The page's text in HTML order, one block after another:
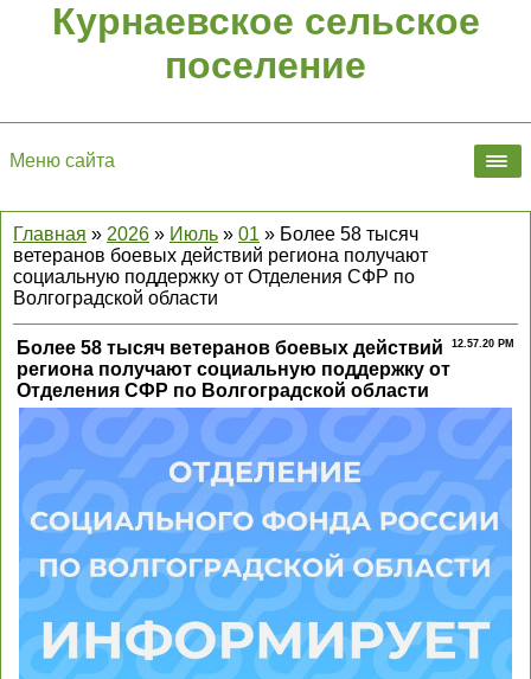
Курнаевское сельское
поселение
Меню сайта
Главная » 2026 » Июль » 01 » Более 58 тысяч
ветеранов боевых действий региона получают
социальную поддержку от Отделения СФР по
Волгоградской области
12.57.20 PM
Более 58 тысяч ветеранов боевых действий
региона получают социальную поддержку от
Отделения СФР по Волгоградской области